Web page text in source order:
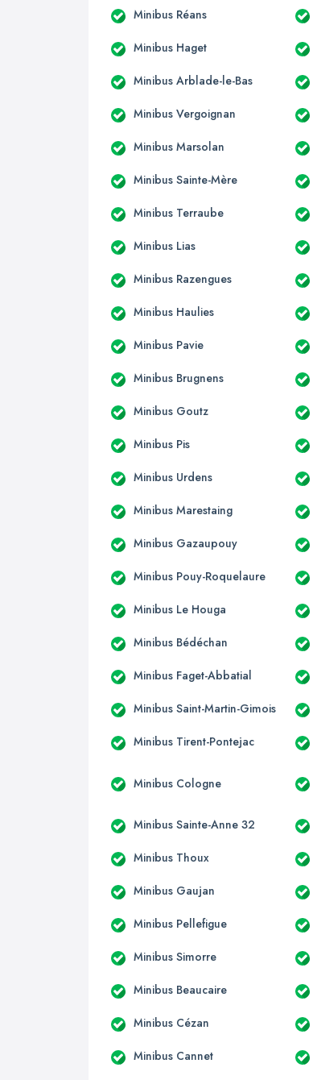
Minibus Réans
Minibus Haget
Minibus Arblade-le-Bas
Minibus Vergoignan
Minibus Marsolan
Minibus Sainte-Mère
Minibus Terraube
Minibus Lias
Minibus Razengues
Minibus Haulies
Minibus Pavie
Minibus Brugnens
Minibus Goutz
Minibus Pis
Minibus Urdens
Minibus Marestaing
Minibus Gazaupouy
Minibus Pouy-Roquelaure
Minibus Le Houga
Minibus Bédéchan
Minibus Faget-Abbatial
Minibus Saint-Martin-Gimois
Minibus Tirent-Pontejac
Minibus Cologne
Minibus Sainte-Anne 32
Minibus Thoux
Minibus Gaujan
Minibus Pellefigue
Minibus Simorre
Minibus Beaucaire
Minibus Cézan
Minibus Cannet